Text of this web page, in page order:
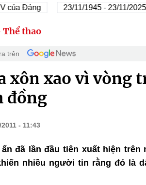
Đảng 23/11/1945 - 23/11/2025
Thể thao
trên
xôn xao vì vòng
đồng
- 11:43
đã lần đầu tiên xuất hiện trên
nhiều người tin rằng đó là